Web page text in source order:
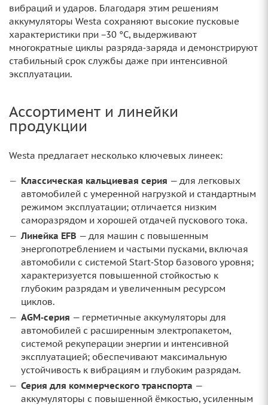
вибраций и ударов. Благодаря этим решениям
аккумуляторы Westa сохраняют высокие пусковые
характеристики при −30 °C, выдерживают
многократные циклы разряда‑заряда и демонстрируют
стабильный срок службы даже при интенсивной
эксплуатации.
Ассортимент и линейки
продукции
Westa предлагает несколько ключевых линеек:
Классическая кальциевая серия — для легковых
автомобилей с умеренной нагрузкой и стандартным
режимом эксплуатации; отличается низким
саморазрядом и хорошей отдачей пускового тока.
Линейка EFB — для машин с повышенным
энергопотреблением и частыми пусками, включая
автомобили с системой Start‑Stop базового уровня;
характеризуется повышенной стойкостью к
глубоким разрядам и увеличенным ресурсом
циклов.
AGM‑серия — герметичные аккумуляторы для
автомобилей с расширенным электропакетом,
системой рекуперации энергии и интенсивной
эксплуатацией; обеспечивают максимальную
устойчивость к вибрациям и глубоким разрядам.
Серия для коммерческого транспорта —
аккумуляторы с повышенной ёмкостью, усиленным